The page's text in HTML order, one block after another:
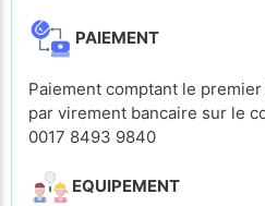
PAIEMENT
Paiement comptant le
par virement bancaire sur le
0017 8493 9840
EQUIPEMENT